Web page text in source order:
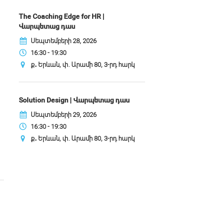
The Coaching Edge for HR |
Վարպետաց դաս
Սեպտեմբերի 28, 2026
16:30 - 19:30
ք․ Երևան, փ. Արամի 80, 3-րդ հարկ
Solution Design | Վարպետաց դաս
Սեպտեմբերի 29, 2026
16:30 - 19:30
ք․ Երևան, փ. Արամի 80, 3-րդ հարկ